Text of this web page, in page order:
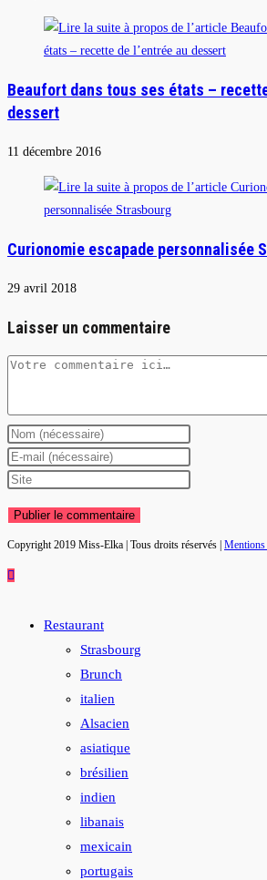
Beaufort dans tous ses états –
dessert
11 décembre 2016
Curionomie escapade personnalisée
29 avril 2018
Laisser un commentaire
Comment
Enter
your
name
username
to
comment
Enter
your
address
to
comment
Saisir
de
votre
site
Copyright 2019 Miss-Elka | Tous droits réservés | Mentions
Restaurant
Strasbourg
Brunch
italien
Alsacien
asiatique
brésilien
indien
libanais
mexicain
portugais